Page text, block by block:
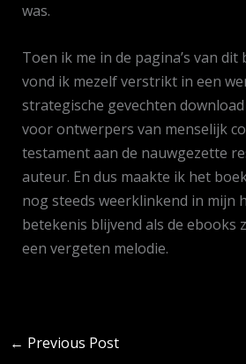
was.
Toen ik me in de pagina’s van dit
vond ik mezelf verstrikt in een
strategische gevechten
voor ontwerpers van menselijk
testament aan de nauwgezette
auteur. En dus maakte ik het
nog steeds weerklinkend in mijn
betekenis blijvend als de ebooks
een vergeten melodie.
← Previous Post